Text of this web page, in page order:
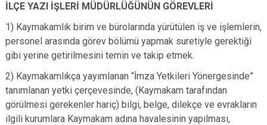
Ayaş
Bala
Beypazarı
Çamlıdere
Çankaya
Çubuk
Elmadağ
Kahramankazan
Keçiören
Kızılcahamam
Mamak
Nallıhan
Polatlı
Şereflikoçhisar
İLÇE YAZI İŞLERİ MÜDÜRLÜĞÜNÜN GÖREVLERİ
1) Kaymakamlık birim ve bürolarında yürütülen iş ve işlemlerin,
personel arasında görev bölümü yapmak suretiyle gerektiği
gibi yerine getirilmesini temin ve takip etmek.
2) Kaymakamlıkça yayımlanan “İmza Yetkileri Yönergesinde”
tanımlanan yetki çerçevesinde, (Kaymakam tarafından
görülmesi gerekenler hariç) bilgi, belge, dilekçe ve evrakların
ilgili kurumlara Kaymakam adına havalesinin yapılması,